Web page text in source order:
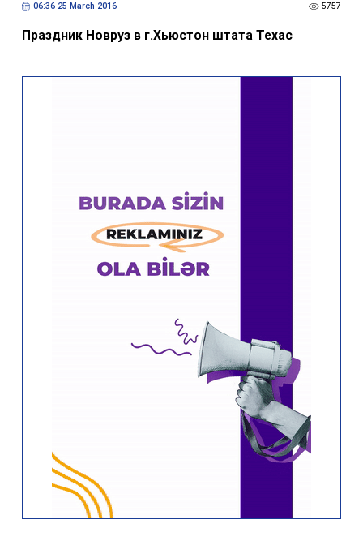
06:36 25 March 2016 5757
Праздник Новруз в г.Хьюстон штата Техас